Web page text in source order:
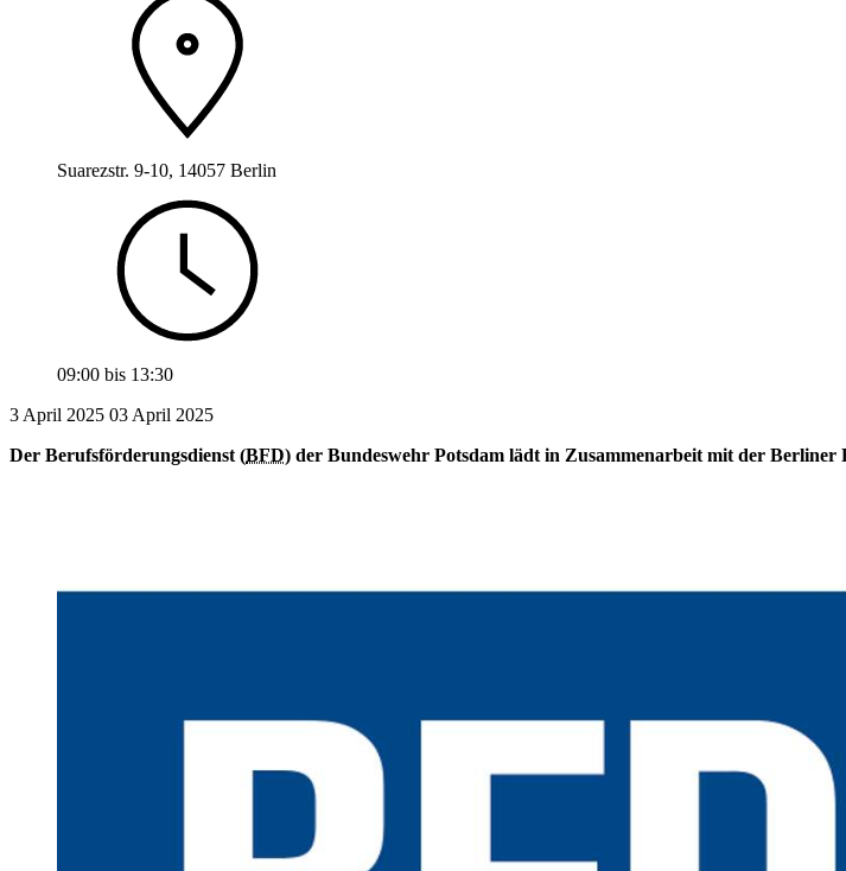
Suarezstr. 9-10, 14057 Berlin
09:00 bis 13:30
3 April 2025 03 April 2025
Der Berufsförderungsdienst (BFD) der Bundeswehr Potsdam lädt in Zusammenarbeit mit der